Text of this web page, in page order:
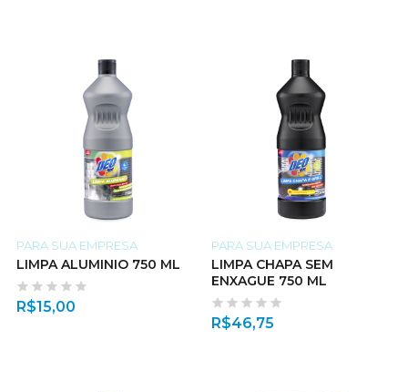
PARA SUA EMPRESA
LIMPA ALUMINIO 750 ML
R$15,00
PARA SUA EMPRESA
LIMPA CHAPA SEM
ENXAGUE 750 ML
R$46,75